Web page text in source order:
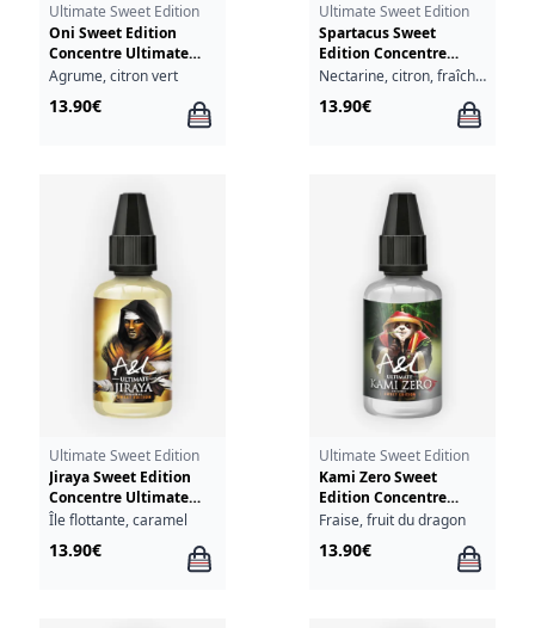
Ultimate Sweet Edition
Oni Sweet Edition
Concentre Ultimate
A&L 30ml
Agrume, citron vert
13.90€
Ultimate Sweet Edition
Spartacus Sweet
Edition Concentre
Ultimate A&L 30ml
Nectarine, citron, fraîcheur
13.90€
Ultimate Sweet Edition
Jiraya Sweet Edition
Concentre Ultimate
A&L 30ml
Île flottante, caramel
13.90€
Ultimate Sweet Edition
Kami Zero Sweet
Edition Concentre
Ultimate A&L 30ml
Fraise, fruit du dragon
13.90€